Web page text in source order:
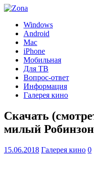
Windows
Android
Mac
iPhone
Мобильная
Для ТВ
Вопрос-ответ
Информация
Галерея кино
Скачать
милый
15.06.2018 Галерея кино 0